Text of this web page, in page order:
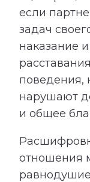
если
задач
наказание
поведения,
нарушают
и общее
отношения